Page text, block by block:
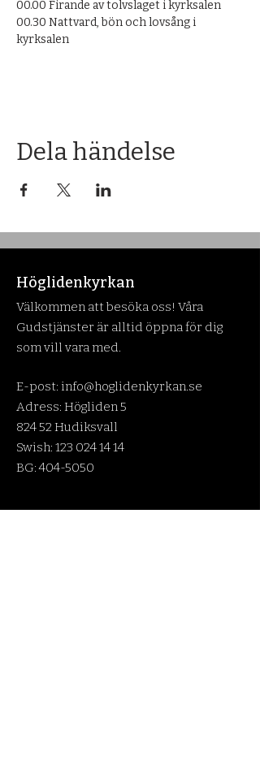
00.00 Firande av tolvslaget i kyrksalen
00.30 Nattvard, bön och lovsång i
kyrksalen
Dela händelse
Höglidenkyrkan
Välkommen att besöka oss! Våra
Gudstjänster är alltid öppna för dig
som vill vara med.
E-post: info@hoglidenkyrkan.se
Adress: Högliden 5
824 52 Hudiksvall
Swish: 123 024 14 14
BG:404-5050